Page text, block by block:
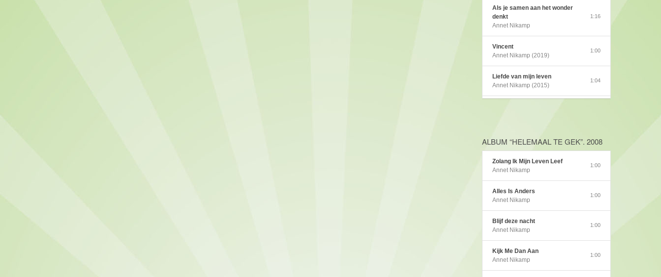
Als je samen aan het wonder
denkt
Annet Nikamp
1:16
Vincent
Annet Nikamp (2019)
1:00
Liefde van mijn leven
Annet Nikamp (2015)
1:04
Annet Nikamp (2012)
1:00
Zie mij
Annet Nikamp (2011)
See me
Annet Nikamp (2011)
Steeds opnieuw
Annet Nikamp (2011)
Jong & Eigenwijs
Annet Nikamp (2010)
ALBUM “HELEMAAL TE GEK”. 2008
Zolang Ik Mijn Leven Leef
Annet Nikamp
1:00
Alles Is Anders
Annet Nikamp
1:00
Blijf deze nacht
Annet Nikamp
1:00
Kijk Me Dan Aan
Annet Nikamp
1:00